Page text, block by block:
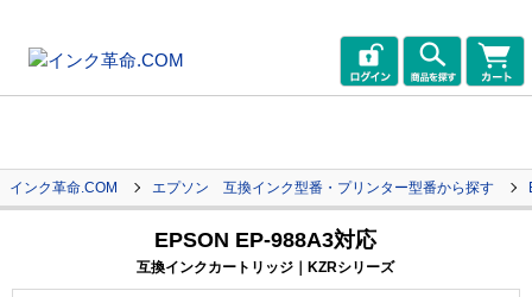
インク革命.COM エプソン 互換インク型番・プリンター型番から探す
EPSON EP-988A3対応
互換インクカートリッジ｜KZRシリーズ